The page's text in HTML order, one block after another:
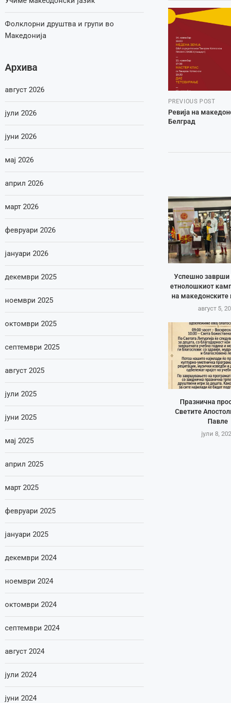
PREVIOUS POST
Ревија на
Белград
Успешно заврши
етнолошкиот
на македонските
август 5,
Празнична
Светите
Павле
јули 8,
Фолклорни друштва и групи во
Македонија
Архива
август 2026
јули 2026
јуни 2026
мај 2026
април 2026
март 2026
февруари 2026
јануари 2026
декември 2025
ноември 2025
октомври 2025
септември 2025
август 2025
јули 2025
јуни 2025
мај 2025
април 2025
март 2025
февруари 2025
јануари 2025
декември 2024
ноември 2024
октомври 2024
септември 2024
август 2024
јули 2024
јуни 2024